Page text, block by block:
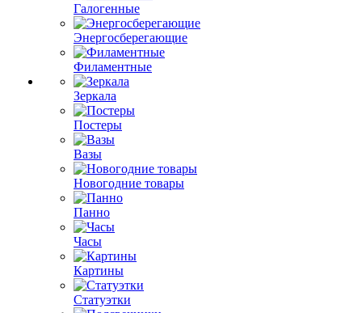
Галогенные
Энергосберегающие
Филаментные
Зеркала
Постеры
Вазы
Новогодние товары
Панно
Часы
Картины
Статуэтки